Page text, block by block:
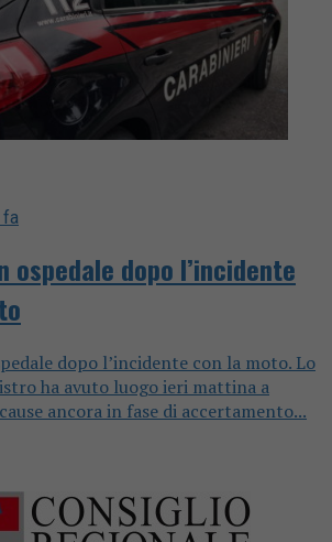
fa
ospedale dopo l’incidente
dopo l’incidente con la moto. Lo
ha avuto luogo ieri mattina a
ancora in fase di accertamento...